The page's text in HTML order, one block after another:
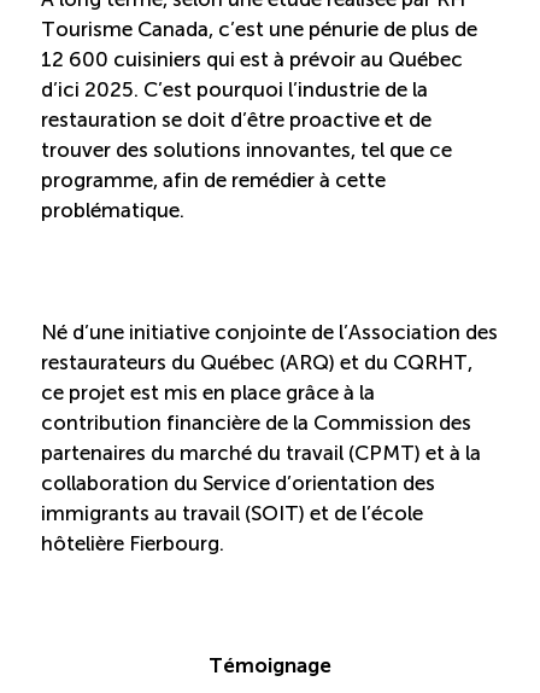
Catalogue de formations en ligne
ÉTUDES
EN
TOURISME
INFOLETTRE
DU CQRHT
Tourisme Canada, c’est une pénurie de plus de
12 600 cuisiniers qui est à prévoir au Québec
d’ici 2025. C’est pourquoi l’industrie de la
restauration se doit d’être proactive et de
trouver des solutions innovantes, tel que ce
programme, afin de remédier à cette
problématique.
Né d’une initiative conjointe de l’Association des
restaurateurs du Québec (ARQ) et du CQRHT,
ce projet est mis en place grâce à la
contribution financière de la Commission des
partenaires du marché du travail (CPMT) et à la
collaboration du Service d’orientation des
immigrants au travail (SOIT) et de l’école
hôtelière Fierbourg.
Témoignage